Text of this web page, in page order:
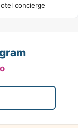
concierge